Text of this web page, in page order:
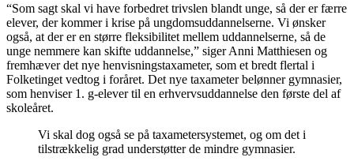
“Som sagt skal vi have forbedret trivslen blandt unge, så der er færre
elever, der kommer i krise på ungdomsuddannelserne. Vi ønsker
også, at der er en større fleksibilitet mellem uddannelserne, så de
unge nemmere kan skifte uddannelse,” siger Anni Matthiesen og
fremhæver det nye henvisningstaxameter, som et bredt flertal i
Folketinget vedtog i foråret. Det nye taxameter belønner gymnasier,
som henviser 1. g-elever til en erhvervsuddannelse den første del af
skoleåret.
Vi skal dog også se på taxametersystemet, og om det i
tilstrækkelig grad understøtter de mindre gymnasier.